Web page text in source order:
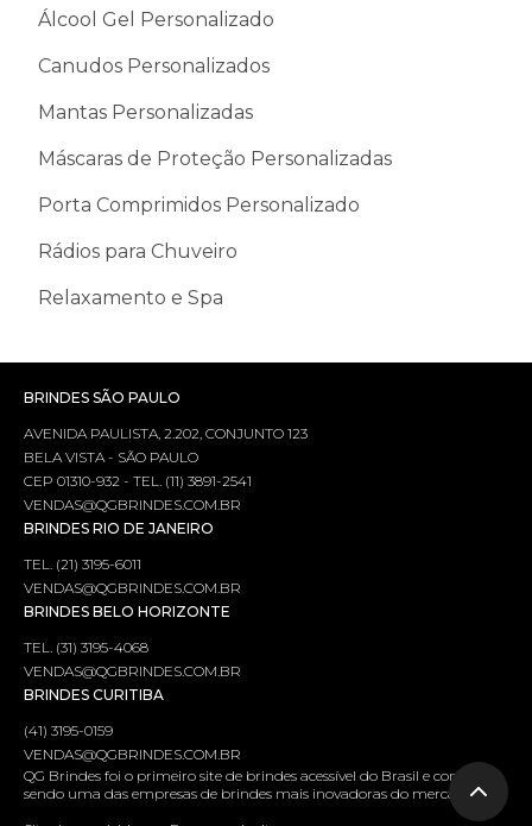
Álcool Gel Personalizado
Canudos Personalizados
Mantas Personalizadas
Máscaras de Proteção Personalizadas
Porta Comprimidos Personalizado
Rádios para Chuveiro
Relaxamento e Spa
BRINDES SÃO PAULO
AVENIDA PAULISTA, 2.202, CONJUNTO 123
BELA VISTA - SÃO PAULO
CEP 01310-932 - TEL. (11) 3891-2541
VENDAS@QGBRINDES.COM.BR
BRINDES RIO DE JANEIRO
TEL. (21) 3195-6011
VENDAS@QGBRINDES.COM.BR
BRINDES BELO HORIZONTE
TEL. (31) 3195-4068
VENDAS@QGBRINDES.COM.BR
BRINDES CURITIBA
(41) 3195-0159
VENDAS@QGBRINDES.COM.BR
QG Brindes foi o primeiro site de brindes acessível do Brasil e continua
sendo uma das empresas de brindes mais inovadoras do mercado.